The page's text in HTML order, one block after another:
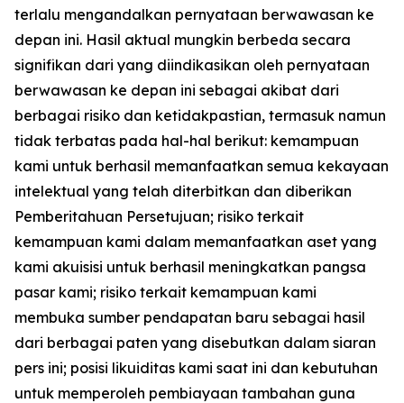
terlalu mengandalkan pernyataan berwawasan ke
depan ini. Hasil aktual mungkin berbeda secara
signifikan dari yang diindikasikan oleh pernyataan
berwawasan ke depan ini sebagai akibat dari
berbagai risiko dan ketidakpastian, termasuk namun
tidak terbatas pada hal-hal berikut: kemampuan
kami untuk berhasil memanfaatkan semua kekayaan
intelektual yang telah diterbitkan dan diberikan
Pemberitahuan Persetujuan; risiko terkait
kemampuan kami dalam memanfaatkan aset yang
kami akuisisi untuk berhasil meningkatkan pangsa
pasar kami; risiko terkait kemampuan kami
membuka sumber pendapatan baru sebagai hasil
dari berbagai paten yang disebutkan dalam siaran
pers ini; posisi likuiditas kami saat ini dan kebutuhan
untuk memperoleh pembiayaan tambahan guna